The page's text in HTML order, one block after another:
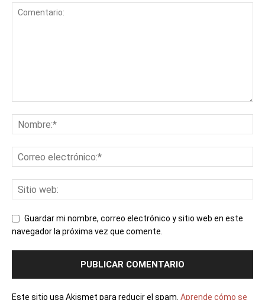
Guardar mi nombre, correo electrónico y sitio web en este
navegador la próxima vez que comente.
Este sitio usa Akismet para reducir el spam. Aprende cómo se